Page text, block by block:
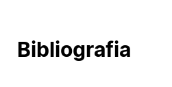
Bibliografia